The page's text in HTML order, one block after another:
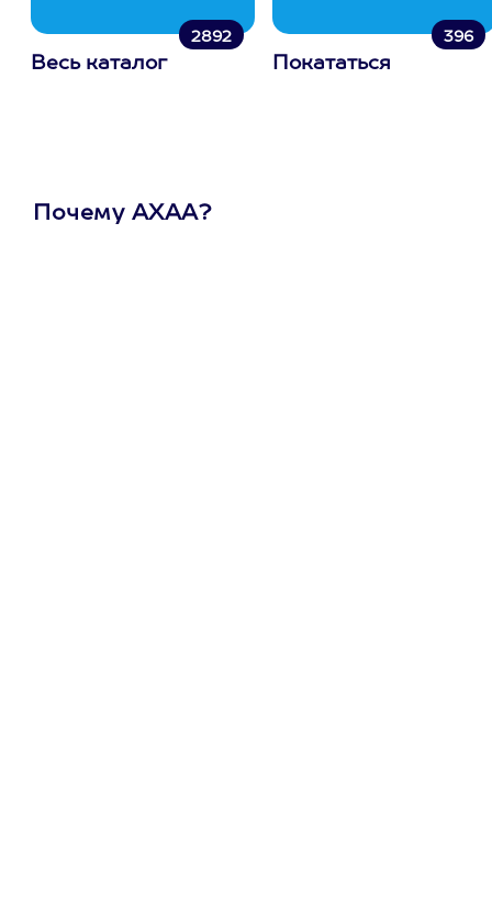
2892
Весь каталог
396
Покататься
Почему АХАА?